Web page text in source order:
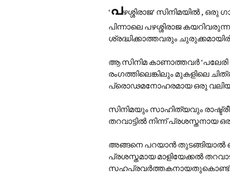
‘പഴശ്ശിരാജ‘ സിനിമയില്‍ , ഒരു
പിന്നാലെ പഴശ്ശിരാജ
ശ്രദ്ധിക്കാത്തവരും
ആ സിനിമ കാണാത്തവര്‍
രംഗത്തിലെങ്കിലും മുകളിലെ
പ്രൊഢമനോഹരമായ ഒരു
സിനിമയും സാഹിത്യവും
തറവാട്ടില്‍ നിന്ന് പ്രശസ്തനായ ഒരു
അങ്ങനെ പറയാന്‍ തുടങ്ങിയാല്‍
പ്രശസ്തമായ മാളിയേക്കല്‍
സഹപ്രവര്‍ത്തകനായതുകൊണ്ട്